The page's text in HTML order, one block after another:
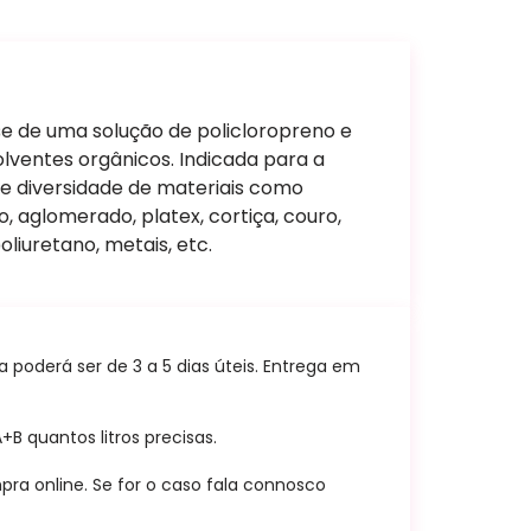
de uma solução de policloropreno e
orgânicos. Indicada para a
diversidade de materiais como
aglomerado, platex, cortiça, couro,
metais, etc.
ser de 3 a 5 dias úteis. Entrega em
quantos litros precisas.
online. Se for o caso fala connosco